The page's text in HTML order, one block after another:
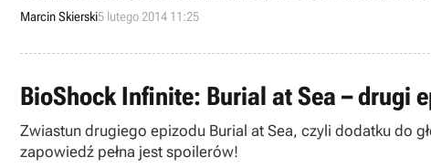
Marcin Skierski5 lutego 2014 11:25
BioShock Infinite: Burial at Sea – drugi
Zwiastun drugiego epizodu Burial at Sea, czyli dodatku do
zapowiedź pełna jest spoilerów!